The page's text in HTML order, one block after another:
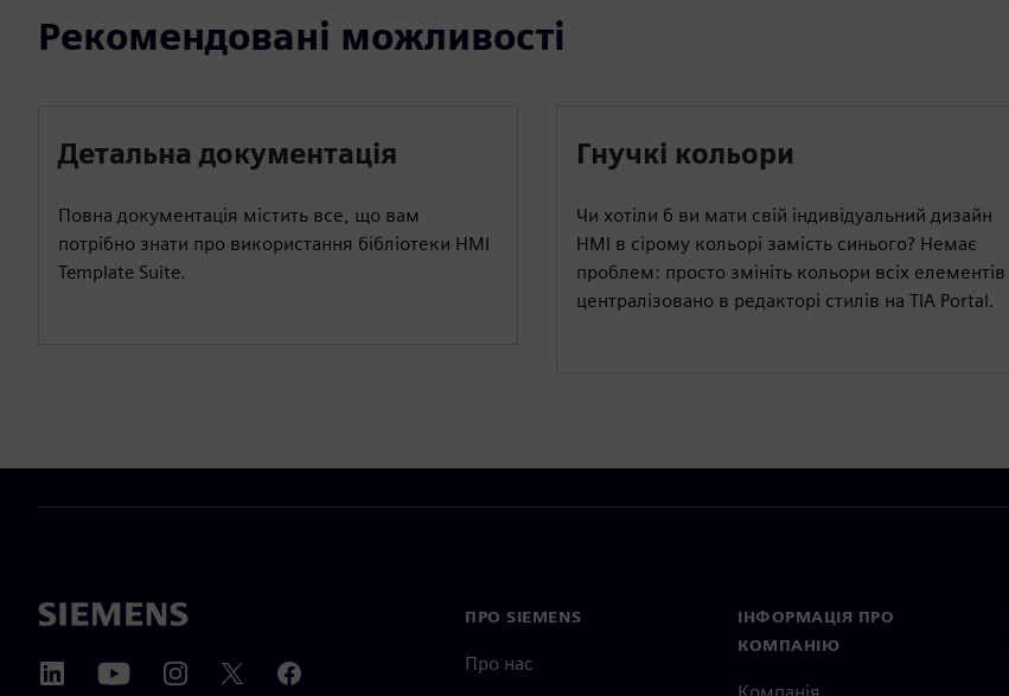
Рекомендовані можливості
Детальна документація
Повна документація містить все, що вам
потрібно знати про використання бібліотеки HMI
Template Suite.
Гнучкі кольори
Чи хотіли б ви мати свій індивідуальний дизайн
HMI в сірому кольорі замість синього? Немає
проблем: просто змініть кольори всіх елементів
централізовано в редакторі стилів на TIA Portal.
ПРО SIEMENS
Про нас
ІНФОРМАЦІЯ ПРО
КОМПАНІЮ